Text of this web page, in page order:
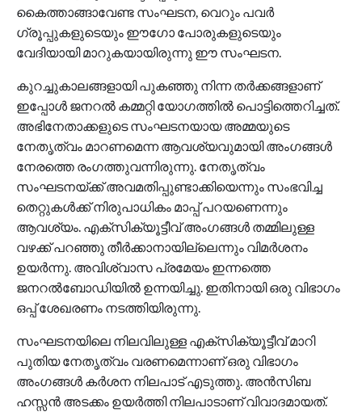
കൈത്താങ്ങാവേണ്ട സംഘടന, വെറും പവര്‍
ഗ്രൂപ്പുകളുടെയും ഈഗോ പോരുകളുടെയും
വേദിയായി മാറുകയായിരുന്നു ഈ സംഘടന.
കുറച്ചുകാലങ്ങളായി പുകഞ്ഞു നിന്ന തര്‍ക്കങ്ങളാണ്
ഇപ്പോള്‍ ജനറല്‍ കമ്മറ്റി യോഗത്തില്‍ പൊട്ടിത്തെറിച്ചത്.
അഭിനേതാക്കളുടെ സംഘടനയായ അമ്മയുടെ
നേതൃത്വം മാറണമെന്ന ആവശ്യവുമായി അംഗങ്ങള്‍
നേരത്തെ രംഗത്തുവന്നിരുന്നു. നേതൃത്വം
സംഘടനയ്ക്ക് അവമതിപ്പുണ്ടാക്കിയെന്നും സംഭവിച്ച
തെറ്റുകള്‍ക്ക് നിരുപാധികം മാപ്പ് പറയണെന്നും
ആവശ്യം. എക്‌സിക്യൂട്ടീവ് അംഗങ്ങള്‍ തമ്മിലുള്ള
വഴക്ക് പറഞ്ഞു തീര്‍ക്കാനായില്ലെന്നും വിമര്‍ശനം
ഉയര്‍ന്നു. അവിശ്വാസ പ്രമേയം ഇന്നത്തെ
ജനറല്‍ബോഡിയില്‍ ഉന്നയിച്ചു. ഇതിനായി ഒരു വിഭാഗം
ഒപ്പ് ശേഖരണം നടത്തിയിരുന്നു.
സംഘടനയിലെ നിലവിലുള്ള എക്‌സിക്യൂട്ടീവ് മാറി
പുതിയ നേതൃത്വം വരണമെന്നാണ് ഒരു വിഭാഗം
അംഗങ്ങള്‍ കര്‍ശന നിലപാട് എടുത്തു. അന്‍സിബ
ഹസ്സന്‍ അടക്കം ഉയര്‍ത്തി നിലപാടാണ് വിവാദമായത്.